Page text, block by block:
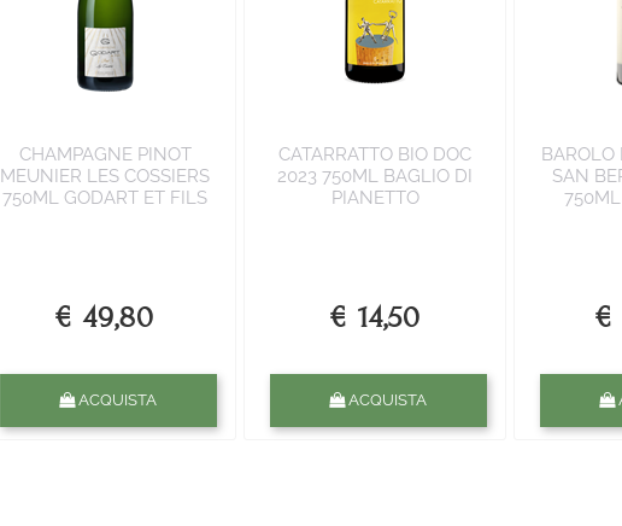
CHAMPAGNE PINOT
MEUNIER LES COSSIERS
750ML GODART ET FILS
€ 49,80
ACQUISTA
CATARRATTO BIO DOC
2023 750ML BAGLIO DI
PIANETTO
€ 14,50
ACQUISTA
BAROLO
SAN
€